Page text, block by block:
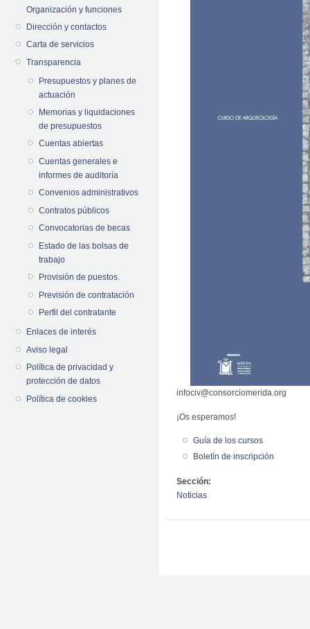
Organización y funciones
Dirección y contactos
Carta de servicios
Transparencia
Presupuestos y planes de
actuación
Memorias y liquidaciones
de presupuestos
Cuentas abiertas
Cuentas generales e
informes de auditoría
Convenios administrativos
Contratos públicos
Convocatorias de becas
Estado de las bolsas de
trabajo
Provisión de puestos.
Previsión de contratación
Perfil del contratante
Enlaces de interés
Aviso legal
Política de privacidad y
protección de datos
Política de cookies
infociv@consorciomerida.org
¡Os esperamos!
Guía de los cursos
Boletín de inscripción
Sección:
Noticias